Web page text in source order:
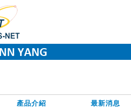
產品介紹
最新消息